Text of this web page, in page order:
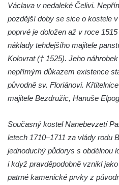
Kostel svatého Václava ve
Poutní areál Římov
Kostel svatého Ducha v
Římov
Křížová cesta Římov – XXV.
hrob
Křížová cesta Římov – XXIV.
Křížová cesta Římov – XXIII.
Kalvárie
Křížová cesta Římov – XXII.
Cyrénský pomáhá Ježíši nést
Křížová cesta Římov – XXI.
Václava v nedaleké Čelivi.
pozdější doby se sice o kostele
poprvé je doložen až v roce
náklady tehdejšího majitele
Kolovrat († 1525). Jeho
nepřímým důkazem existence
původně sv. Floriánovi.
majitele Bezdružic, Hanuše
Současný kostel Nanebevzetí
letech 1710–1711 za vlády rodu
jednoduchý půdorys s obdélnou
i když pravděpodobně vznikl
patrné kamenické prvky z